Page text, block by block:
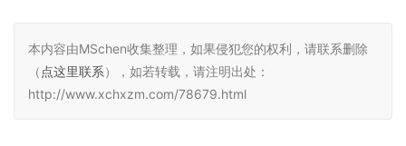
本内容由MSchen收集整理，如果侵犯您的权利，请联系删除
（ 点这里联系），如若转载，请注明出处：
http://www.xchxzm.com/78679.html